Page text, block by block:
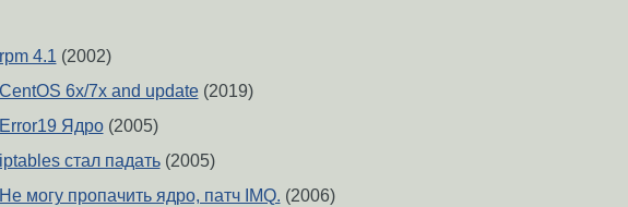
rpm 4.1 (2002)
CentOS 6x/7x and update(2019)
Error19 Ядро(2005)
iptables стал падать(2005)
Не могу пропачить ядро, патч IMQ. (2006)